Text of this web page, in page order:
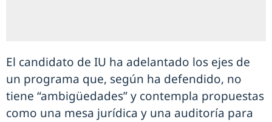
El candidato de IU ha adelantado los ejes de
un programa que, según ha defendido, no
tiene “ambigüedades” y contempla propuestas
como una mesa jurídica y una auditoría para